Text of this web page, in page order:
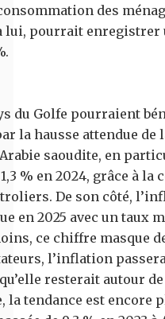
des
lui, pourrait enregistrer
du Golfe pourraient
la hausse attendue
saoudite, en
% en 2024, grâce à
De son côté,
en 2025 avec un taux
ce chiffre masque
l’inflation
resterait autour
la tendance est encore